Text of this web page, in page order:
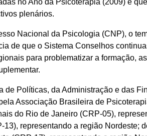
no Ano da Psicoterapia (2009) e
plenários.
Nacional da Psicologia (CNP), o
de que o Sistema Conselhos
para problematizar a formação,
de Políticas, da Administração e das
Associação Brasileira de
do Rio de Janeiro (CRP-05),
13), representando a região Nordeste;